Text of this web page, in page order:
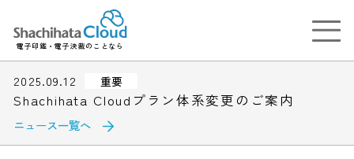
電子印鑑・電子決裁のことなら
2025.09.12 重要
Shachihata Cloudプラン体系変更のご案内
ニュース一覧へ